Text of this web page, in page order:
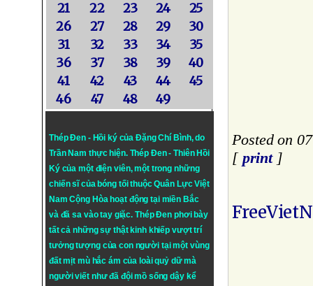
21
22 23 24
25
26
27 28 29
30
31
32 33 34
35
36
37 38 39
40
41
42 43 44
45
46
47 48 49
Thép Đen - Hồi ký của Đặng Chí Bình, do
Trần Nam thực hiện. Thép Đen- Thiên Hồi
Ký của một điện viên, một trong những
chiến sĩ của bóng tối thuộc Quân Lực Việt
Nam Cộng Hòa hoạt động tại miền Bắc
và đã sa vào tay giặc. Thép Đen phơi bày
tất cả những sự thật kinh khiếp vượt trí
tưởng tượng của con người tại một vùng
đất mịt mù hắc ám của loài quỷ dữ mà
người viết như đã đội mồ sống dậy kể
Posted on
[ print]